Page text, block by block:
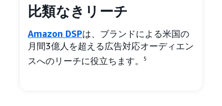
比類なきリーチ
Amazon DSPは、ブランドによる米国の
月間3億人を超える広告対応オーディエン
スへのリーチに役立ちます。
5